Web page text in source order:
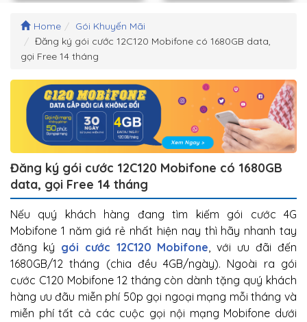
Home
Gói Khuyến Mãi
Đăng ký gói cước 12C120 Mobifone có 1680GB data,
gọi Free 14 tháng
Đăng ký gói cước 12C120 Mobifone có 1680GB
data, gọi Free 14 tháng
Nếu quý khách hàng đang tìm kiếm gói cước 4G
Mobifone 1 năm giá rẻ nhất hiện nay thì hãy nhanh tay
đăng ký gói cước 12C120 Mobifone, với ưu đãi đến
1680GB/12 tháng (chia đều 4GB/ngày). Ngoài ra gói
cước C120 Mobifone 12 tháng còn dành tặng quý khách
hàng ưu đãu miễn phí 50p gọi ngoại mạng mỗi tháng và
miễn phí tất cả các cuộc gọi nội mạng Mobifone dưới